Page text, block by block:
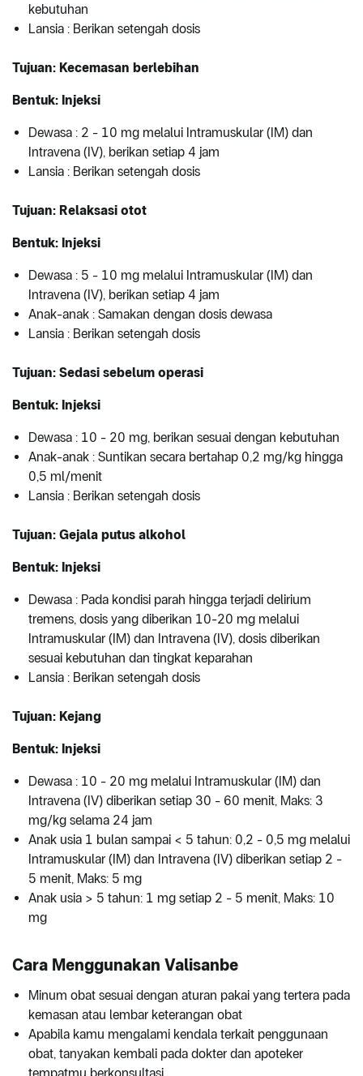
kebutuhan
Lansia : Berikan setengah dosis
Tujuan: Kecemasan berlebihan
Bentuk: Injeksi
Dewasa : 2 - 10 mg melalui Intramuskular (IM) dan
Intravena (IV), berikan setiap 4 jam
Lansia : Berikan setengah dosis
Tujuan: Relaksasi otot
Bentuk: Injeksi
Dewasa : 5 - 10 mg melalui Intramuskular (IM) dan
Intravena (IV), berikan setiap 4 jam
Anak-anak : Samakan dengan dosis dewasa
Lansia : Berikan setengah dosis
Tujuan: Sedasi sebelum operasi
Bentuk: Injeksi
Dewasa : 10 - 20 mg, berikan sesuai dengan kebutuhan
Anak-anak : Suntikan secara bertahap 0,2 mg/kg hingga
0,5 ml/menit
Lansia : Berikan setengah dosis
Tujuan: Gejala putus alkohol
Bentuk: Injeksi
Dewasa : Pada kondisi parah hingga terjadi delirium
tremens, dosis yang diberikan 10-20 mg melalui
Intramuskular (IM) dan Intravena (IV), dosis diberikan
sesuai kebutuhan dan tingkat keparahan
Lansia : Berikan setengah dosis
Tujuan: Kejang
Bentuk: Injeksi
Dewasa : 10 - 20 mg melalui Intramuskular (IM) dan
Intravena (IV) diberikan setiap 30 - 60 menit, Maks: 3
mg/kg selama 24 jam
Anak usia 1 bulan sampai < 5 tahun: 0,2 - 0,5 mg melalui
Intramuskular (IM) dan Intravena (IV) diberikan setiap 2 -
5 menit, Maks: 5 mg
Anak usia > 5 tahun: 1 mg setiap 2 - 5 menit, Maks: 10
mg
Cara Menggunakan Valisanbe
Minum obat sesuai dengan aturan pakai yang tertera pada
kemasan atau lembar keterangan obat
Apabila kamu mengalami kendala terkait penggunaan
obat, tanyakan kembali pada dokter dan apoteker